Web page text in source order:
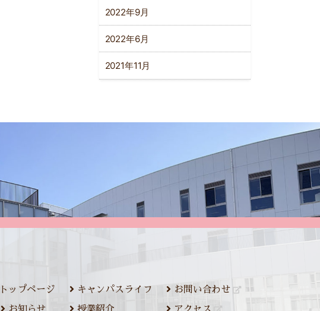
2022年9月
2022年6月
2021年11月
トップページ
お知らせ
キャンパスライフ
授業紹介
お問い合わせ
アクセス